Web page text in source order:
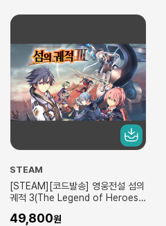
STEAM
[STEAM][코드발송] 나유타의 궤
적: 카이(Nayuta no Kiseki: KAI)
41,400